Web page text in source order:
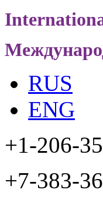
RUS
ENG
+1-206-
+7-383-